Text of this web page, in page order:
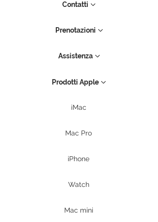
Contatti
Prenotazioni
Assistenza
Prodotti Apple
iMac
Mac Pro
iPhone
Watch
Mac mini